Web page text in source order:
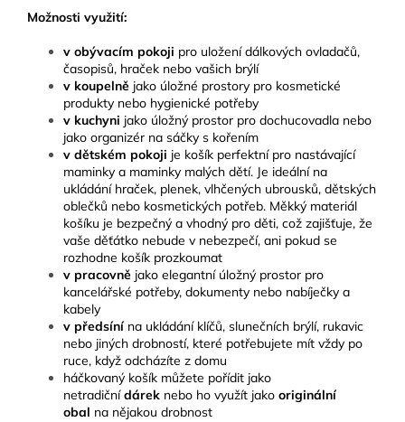
Možnosti využití:
v obývacím pokoji pro uložení dálkových ovladačů,
časopisů, hraček nebo vašich brýlí
v koupelně jako úložné prostory pro kosmetické
produkty nebo hygienické potřeby
v kuchyni jako úložný prostor pro dochucovadla nebo
jako organizér na sáčky s kořením
v dětském pokoji je košík perfektní pro nastávající
maminky a maminky malých dětí. Je ideální na
ukládání hraček, plenek, vlhčených ubrousků, dětských
oblečků nebo kosmetických potřeb. Měkký materiál
košíku je bezpečný a vhodný pro děti, což zajišťuje, že
vaše děťátko nebude v nebezpečí, ani pokud se
rozhodne košík prozkoumat
v pracovně jako elegantní úložný prostor pro
kancelářské potřeby, dokumenty nebo nabíječky a
kabely
v předsíní na ukládání klíčů, slunečních brýlí, rukavic
nebo jiných drobností, které potřebujete mít vždy po
ruce, když odcházíte z domu
háčkovaný košík můžete pořídit jako
netradičnídárek nebo ho využít jako originální
obal na nějakou drobnost